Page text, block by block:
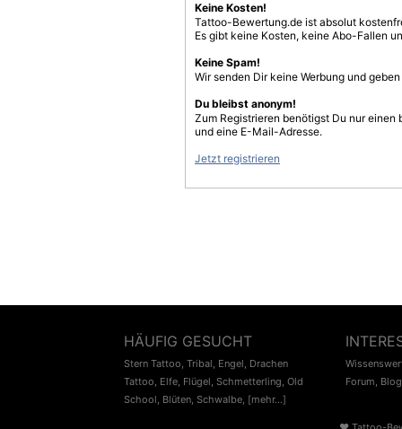
Keine Kosten!
Tattoo-Bewertung.de ist absolut
Es gibt keine Kosten, keine Abo-Fallen
Keine Spam!
Wir senden Dir keine Werbung und
Du bleibst anonym!
Zum Registrieren benötigst Du nur einen
und eine E-Mail-Adresse.
Jetzt registrieren
HÄUFIG GESUCHT
Stern Tattoo, Tribal, Engel, Drachen
Tattoo, Elfe, Flügel, Schmetterling, Old
School, Blüten, Schwalbe, [mehr...]
Forum, Blog